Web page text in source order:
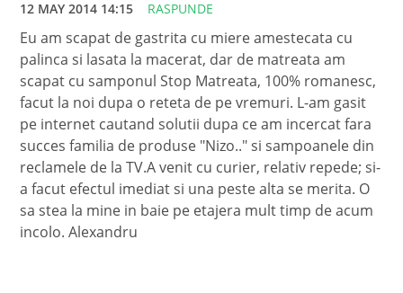
12 MAY 2014 14:15 RASPUNDE
Eu am scapat de gastrita cu miere amestecata cu
palinca si lasata la macerat, dar de matreata am
scapat cu samponul Stop Matreata, 100% romanesc,
facut la noi dupa o reteta de pe vremuri. L-am gasit
pe internet cautand solutii dupa ce am incercat fara
succes familia de produse "Nizo.." si sampoanele din
reclamele de la TV.A venit cu curier, relativ repede; si-
a facut efectul imediat si una peste alta se merita. O
sa stea la mine in baie pe etajera mult timp de acum
incolo. Alexandru